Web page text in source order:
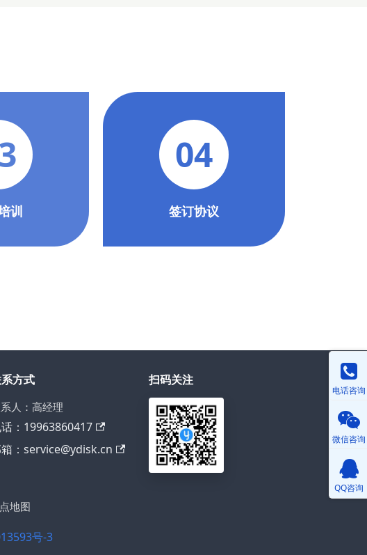
训
04
签订协议
电话咨询
微信咨询
QQ咨询
方式
人：高经理
：19963860417
：service@ydisk.cn
扫码关注
地图
号-3